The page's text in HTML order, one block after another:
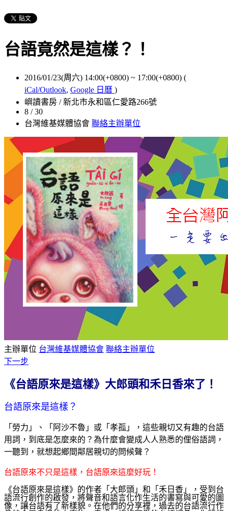
台語竟然是這樣？！
2016/01/23(周六) 14:00(+0800) ~ 17:00(+0800) (
iCal/Outlook, Google 日曆 )
嶼讀書房 / 新北市永和區仁愛路266號
8 / 30
台灣維基媒體協會 聯絡主辦單位
主辦單位 台灣維基媒體協會 聯絡主辦單位
下一步
《台語原來是這樣》大郎頭和禾日香來了！
台語原來是這樣？
「勞力」、「阿沙不魯」或「孝孤」，這些親切又有趣的台語
用詞，到底是怎麼來的？為什麼會變成人人熟悉的俚俗語詞，
一聽到，就想起鄉間鄰居親切的問候聲？
台語原來不只是這樣，台語原來這麼好玩！
《台語原來是這樣》的作者「大郎頭」和「禾日香」，受到台
語流行創作的啟發，將聲音和語言化作生活的書寫與可愛的圖
像，讓台語有了新樣貌。在他們的分享裡，過去的台語流行作